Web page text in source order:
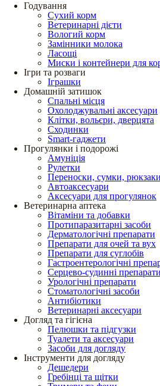
Годування
Сухий корм
Ветеринарні дієти
Вологий корм
Замінники молока
Ласощі
Миски і контейнери для
Ігри та розваги
Іграшки
Домашній затишок
Спальні місця
Охолоджувальні аксесуари
Клітки, вольєри, дверцята
Сходинки
Smart-гаджети
Прогулянки і подорожі
Амуніція
Рулетки
Переноски, сумки, рюкзаки
Автоаксесуари
Аксесуари для прогулянок
Ветеринарна аптека
Вітаміни та добавки
Протипаразитарні засоби
Дерматологічні препарати
Препарати для очей та вух
Препарати для суглобів
Гастроентерологічні
Серцево-судинні препарати
Урологічні препарати
Стоматологічні засоби
Антибіотики
Ветеринарні аксесуари
Догляд та гігієна
Пелюшки та підгузки
Туалети та аксесуари
Засоби для догляду
Інструменти для догляду
Дешедери
Гребінці та щітки